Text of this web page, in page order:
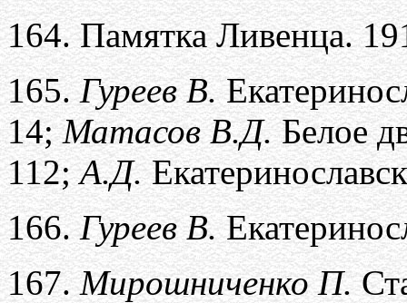
164.Памятка Ливенца.
165.Гуреев В.
14;Матасов В.Д.Белое
112;А.Д.
166.Гуреев В.
167.Мирошниченко П.